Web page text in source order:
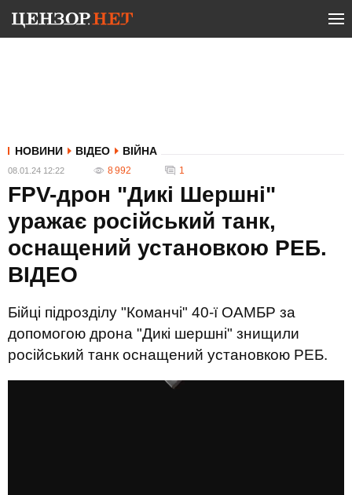
НОВИНИ ВІДЕО ВІЙНА
08.01.24 12:22 8 992 1
FPV-дрон "Дикі Шершні"
уражає російський танк,
оснащений установкою РЕБ.
ВIДЕО
Бійці підрозділу "Команчі" 40-ї ОАМБР за
допомогою дрона "Дикі шершні" знищили
російський танк оснащений установкою РЕБ.